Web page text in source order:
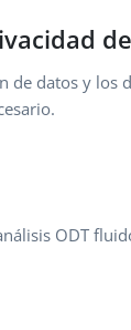
datos y los
ODT